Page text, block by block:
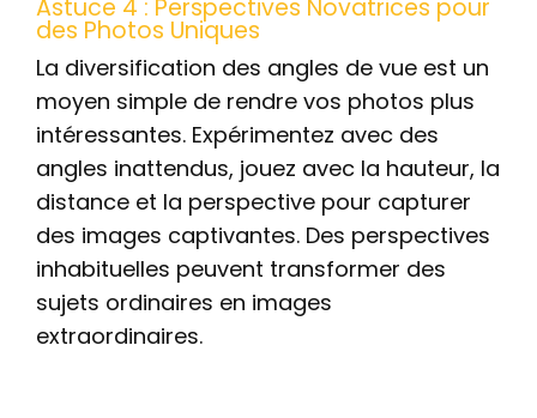
Astuce 4 : Perspectives Novatrices pour
des Photos Uniques
La diversification des angles de vue est un
moyen simple de rendre vos photos plus
intéressantes. Expérimentez avec des
angles inattendus, jouez avec la hauteur, la
distance et la perspective pour capturer
des images captivantes. Des perspectives
inhabituelles peuvent transformer des
sujets ordinaires en images
extraordinaires.